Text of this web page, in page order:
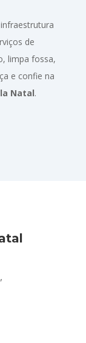
de
limpa fossa,
e confie na
Natal.